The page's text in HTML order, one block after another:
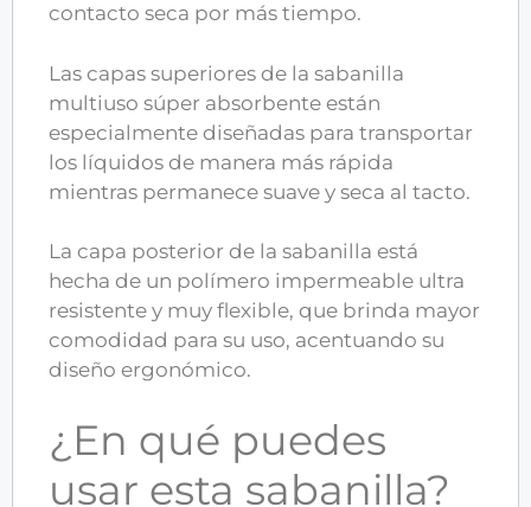
contacto seca por más tiempo.
Las capas superiores de la sabanilla
multiuso súper absorbente están
especialmente diseñadas para transportar
los líquidos de manera más rápida
mientras permanece suave y seca al tacto.
La capa posterior de la sabanilla está
hecha de un polímero impermeable ultra
resistente y muy flexible, que brinda mayor
comodidad para su uso, acentuando su
diseño ergonómico.
¿En qué puedes
usar esta sabanilla?